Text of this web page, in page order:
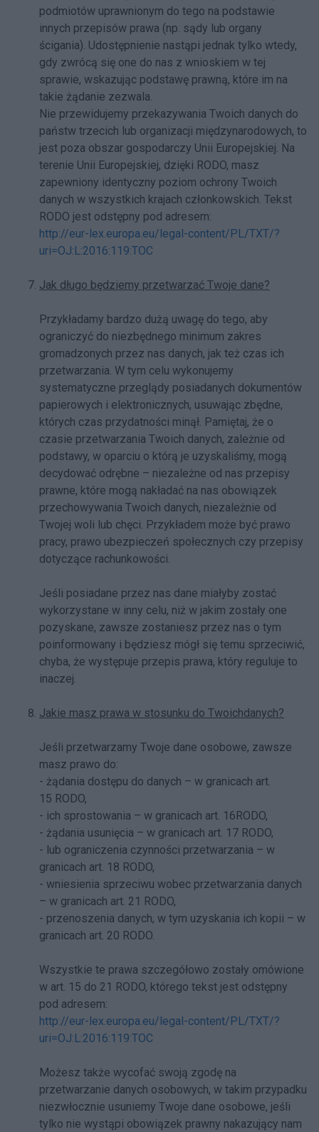
podmiotów uprawnionym do tego na podstawie
innych przepisów prawa (np. sądy lub organy
ścigania). Udostępnienie nastąpi jednak tylko wtedy,
gdy zwrócą się one do nas z wnioskiem w tej
sprawie, wskazując podstawę prawną, które im na
takie żądanie zezwala.
Nie przewidujemy przekazywania Twoich danych do
państw trzecich lub organizacji międzynarodowych, to
jest poza obszar gospodarczy Unii Europejskiej. Na
terenie Unii Europejskiej, dzięki RODO, masz
zapewniony identyczny poziom ochrony Twoich
danych w wszystkich krajach członkowskich. Tekst
RODO jest odstępny pod adresem:
http://eur-lex.europa.eu/legal-content/PL/TXT/?
uri=OJ:L:2016:119:TOC
Jak długo będziemy przetwarzać Twoje dane?
Przykładamy bardzo dużą uwagę do tego, aby
ograniczyć do niezbędnego minimum zakres
gromadzonych przez nas danych, jak też czas ich
przetwarzania. W tym celu wykonujemy
systematyczne przeglądy posiadanych dokumentów
papierowych i elektronicznych, usuwając zbędne,
których czas przydatności minął. Pamiętaj, że o
czasie przetwarzania Twoich danych, zależnie od
podstawy, w oparciu o którą je uzyskaliśmy, mogą
decydować odrębne – niezależne od nas przepisy
prawne, które mogą nakładać na nas obowiązek
przechowywania Twoich danych, niezależnie od
Twojej woli lub chęci. Przykładem może być prawo
pracy, prawo ubezpieczeń społecznych czy przepisy
dotyczące rachunkowości.
Jeśli posiadane przez nas dane miałyby zostać
wykorzystane w inny celu, niż w jakim zostały one
pozyskane, zawsze zostaniesz przez nas o tym
poinformowany i będziesz mógł się temu sprzeciwić,
chyba, że występuje przepis prawa, który reguluje to
inaczej.
Jakie masz prawa w stosunku do Twoichdanych?
Jeśli przetwarzamy Twoje dane osobowe, zawsze
masz prawo do:
- żądania dostępu do danych – w granicach art.
15 RODO,
- ich sprostowania – w granicach art. 16RODO,
- żądania usunięcia – w granicach art. 17 RODO,
- lub ograniczenia czynności przetwarzania – w
granicach art. 18 RODO,
- wniesienia sprzeciwu wobec przetwarzania danych
– w granicach art. 21 RODO,
- przenoszenia danych, w tym uzyskania ich kopii – w
granicach art. 20 RODO.
Wszystkie te prawa szczegółowo zostały omówione
w art. 15 do 21 RODO, którego tekst jest odstępny
pod adresem:
http://eur-lex.europa.eu/legal-content/PL/TXT/?
uri=OJ:L:2016:119:TOC
Możesz także wycofać swoją zgodę na
przetwarzanie danych osobowych, w takim przypadku
niezwłocznie usuniemy Twoje dane osobowe, jeśli
tylko nie wystąpi obowiązek prawny nakazujący nam